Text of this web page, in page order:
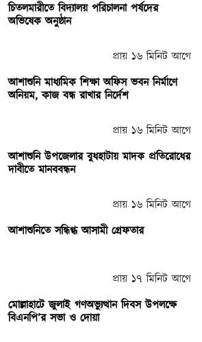
চিতলমারীতে বিদ্যালয় পরিচালনা পর্ষদের
অভিষেক অনুষ্ঠান
প্রায় ১৬ মিনিট আগে
আশাশুনি মাধ্যমিক শিক্ষা অফিস ভবন নির্মাণে
অনিয়ম, কাজ বন্ধ রাখার নির্দেশ
প্রায় ১৬ মিনিট আগে
আশাশুনি উপজেলার বুধহাটায় মাদক প্রতিরোধের
দাবীতে মানববন্ধন
প্রায় ১৬ মিনিট আগে
আশাশুনিতে সন্ধিগ্ধ আসামী গ্রেফতার
প্রায় ১৭ মিনিট আগে
মোল্লাহাটে জুলাই গণঅভ্যুত্থান দিবস উপলক্ষে
বিএনপি’র সভা ও দোয়া